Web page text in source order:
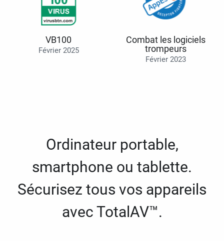
VB100
Février 2025
Combat les logiciels
trompeurs
Février 2023
Ordinateur portable,
smartphone ou tablette.
Sécurisez tous vos appareils
avec TotalAV™.